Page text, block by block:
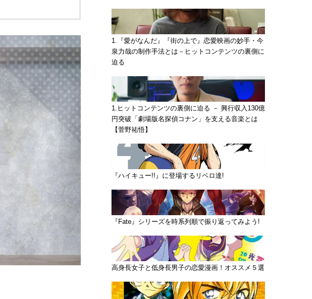
1.『愛がなんだ』『街の上で』恋愛映画の妙手・今
泉力哉の制作手法とは－ヒットコンテンツの裏側に
迫る
1.ヒットコンテンツの裏側に迫る － 興行収入130億
円突破「劇場版名探偵コナン」を支える音楽とは
【菅野祐悟】
『ハイキュー!!』に登場するリベロ達!
『Fate』シリーズを時系列順で振り返ってみよう!
高身長女子と低身長男子の恋愛漫画！オススメ５選